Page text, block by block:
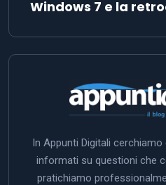
Windows 7 e la
In Appunti Digitali
informati su questioni che
pratichiamo